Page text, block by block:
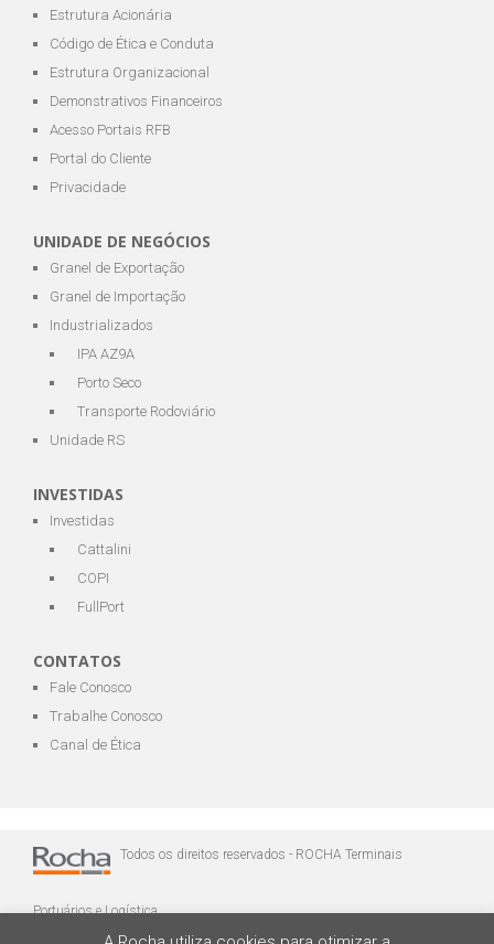
Estrutura Acionária
Código de Ética e Conduta
Estrutura Organizacional
Demonstrativos Financeiros
Acesso Portais RFB
Portal do Cliente
Privacidade
UNIDADE DE NEGÓCIOS
Granel de Exportação
Granel de Importação
Industrializados
IPA AZ9A
Porto Seco
Transporte Rodoviário
Unidade RS
INVESTIDAS
Investidas
Cattalini
COPI
FullPort
CONTATOS
Fale Conosco
Trabalhe Conosco
Canal de Ética
Todos os direitos reservados - ROCHA Terminais
Portuários e Logística